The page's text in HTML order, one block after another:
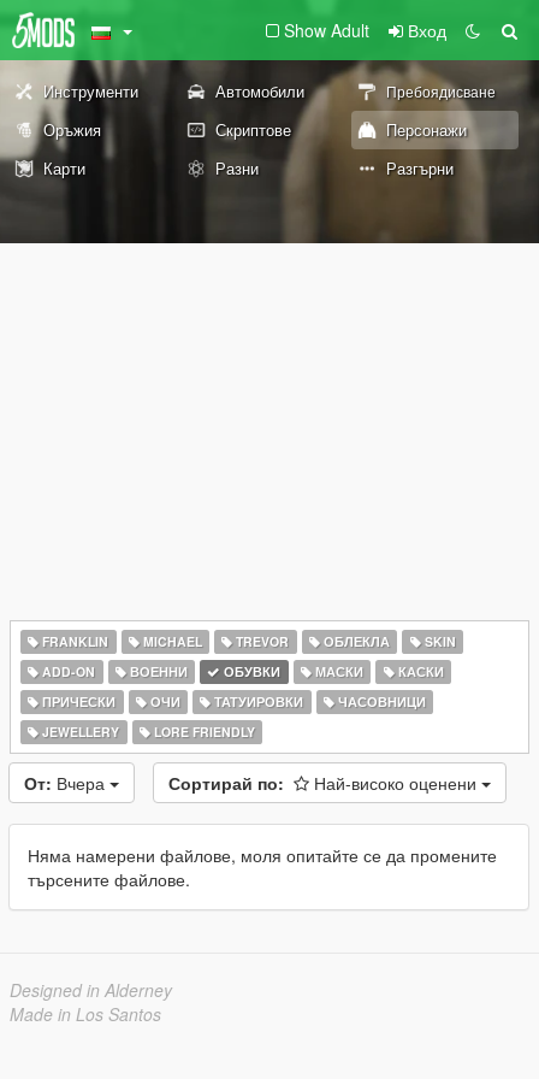
Show Adult Вход
Инструменти Автомобили Пребоядисване
Оръжия Скриптове
Персонажи
Карти
Разни Разгърни
FRANKLIN MICHAEL TREVOR ОБЛЕКЛА
SKIN
ADD-ON
ВОЕННИ ОБУВКИ МАСКИ
КАСКИ
ПРИЧЕСКИ
ОЧИ ТАТУИРОВКИ
ЧАСОВНИЦИ
JEWELLERY
LORE FRIENDLY
От: Вчера Сортирай по: Най-високо оценени
Няма намерени файлове, моля опитайте се да промените
търсените файлове.
Designed in Alderney
Made in Los Santos